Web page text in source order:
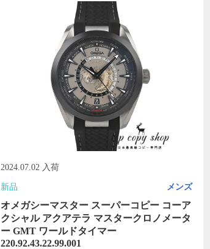
2024.07.02 入荷
新品 メンズ
オメガシーマスター スーパーコピー コーア
クシャル アクアテラ マスタークロノメータ
ー GMT ワールドタイマー
220.92.43.22.99.001